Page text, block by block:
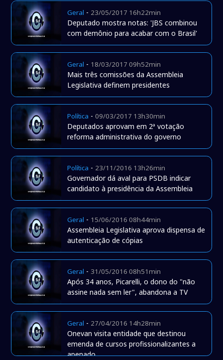
Geral - 23/05/2017 16h22min
Deputado mostra notas: 'JBS combinou
com demônio para acabar com o Brasil'
Geral - 18/03/2017 09h52min
Mais três comissões da Assembleia
Legislativa definem presidentes
Política -09/03/2017 13h30min
Deputados aprovam em 2ª votação
reforma administrativa do governo
Política - 23/11/2016 13h26min
Governador dá aval para PSDB indicar
candidato à presidência da Assembleia
Geral - 15/06/2016 08h44min
Assembleia Legislativa aprova dispensa de
autenticação de cópias
Geral - 31/05/2016 08h51min
Após 34 anos, Picarelli, o dono do "não
assine nada sem ler", abandona a TV
Geral - 27/04/2016 14h28min
Onevan visita entidade que destinou
emenda de cursos profissionalizantes a
apenado